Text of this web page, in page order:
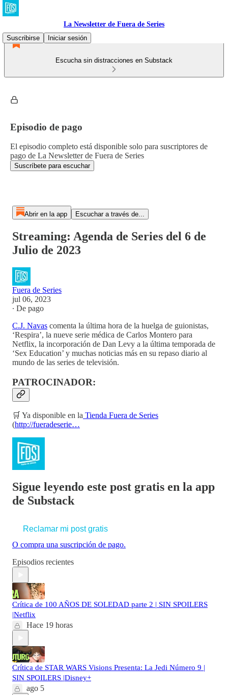
La Newsletter de Fuera de Series
Suscribirse
Iniciar sesión
Escucha sin distracciones en Substack
Episodio de pago
El episodio completo está disponible solo para suscriptores de
pago de La Newsletter de Fuera de Series
Suscríbete para escuchar
Abrir en la app Escuchar a través de...
Streaming: Agenda de Series del 6 de
Julio de 2023
Fuera de Series
jul 06, 2023
∙ De pago
C.J. Navas comenta la última hora de la huelga de guionistas,
‘Respira’, la nueve serie médica de Carlos Montero para
Netflix, la incorporación de Dan Levy a la última temporada de
‘Sex Education’ y muchas noticias más en su repaso diario al
mundo de las series de televisión.
PATROCINADOR:
🛒 Ya disponible en la Tienda Fuera de Series
(http://fueradeserie…
Sigue leyendo este post gratis en la app
de Substack
Reclamar mi post gratis
O compra una suscripción de pago.
Episodios recientes
Crítica de 100 AÑOS DE SOLEDAD parte 2 | SIN SPOILERS
|Netflix
Hace 19 horas
Crítica de STAR WARS Visions Presenta: La Jedi Número 9 |
SIN SPOILERS |Disney+
ago 5